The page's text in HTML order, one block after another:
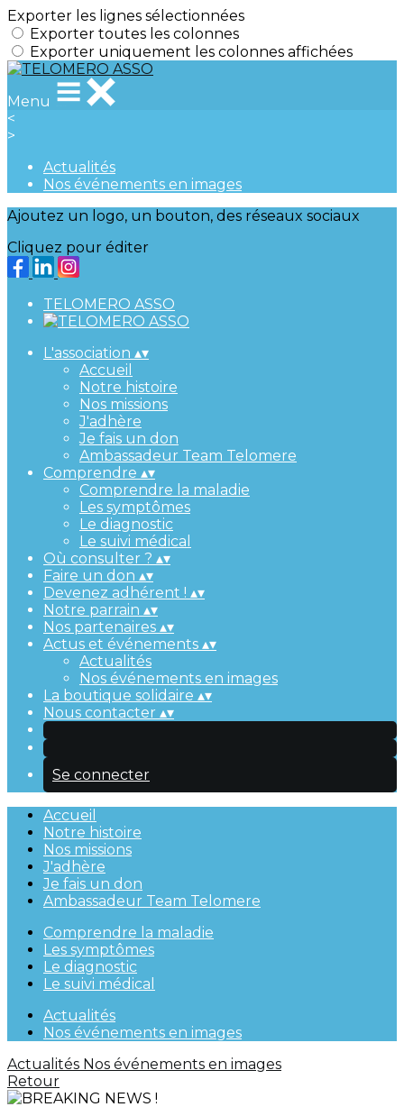
Exporter les lignes sélectionnées
Exporter toutes les colonnes
Exporter uniquement les colonnes affichées
Menu
<
>
Actualités
Nos événements en images
Ajoutez un logo, un bouton, des réseaux sociaux
Cliquez pour éditer
TELOMERO ASSO
L'association ▴▾
Accueil
Notre histoire
Nos missions
J'adhère
Je fais un don
Ambassadeur Team Telomere
Comprendre ▴▾
Comprendre la maladie
Les symptômes
Le diagnostic
Le suivi médical
Où consulter ? ▴▾
Faire un don ▴▾
Devenez adhérent ! ▴▾
Notre parrain ▴▾
Nos partenaires ▴▾
Actus et événements ▴▾
Actualités
Nos événements en images
La boutique solidaire ▴▾
Nous contacter ▴▾
Se connecter
Accueil
Notre histoire
Nos missions
J'adhère
Je fais un don
Ambassadeur Team Telomere
Comprendre la maladie
Les symptômes
Le diagnostic
Le suivi médical
Actualités
Nos événements en images
Actualités Nos événements en images
Retour